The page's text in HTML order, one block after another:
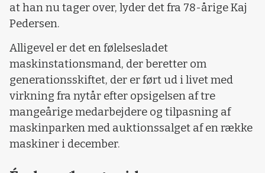
at han nu tager over, lyder det fra 78-årige Kaj
Pedersen.
Alligevel er det en følelsesladet
maskinstationsmand, der beretter om
generationsskiftet, der er ført ud i livet med
virkning fra nytår efter opsigelsen af tre
mangeårige medarbejdere og tilpasning af
maskinparken med auktionssalget af en række
maskiner i december.